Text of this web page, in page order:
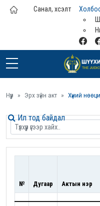
Үндсэн агуулга руу шилжих
Санал, хүсэлт
Нүүр Эрх зүйн акт Хүний
№ Дугаар Актын нэр
Ил тод байдал